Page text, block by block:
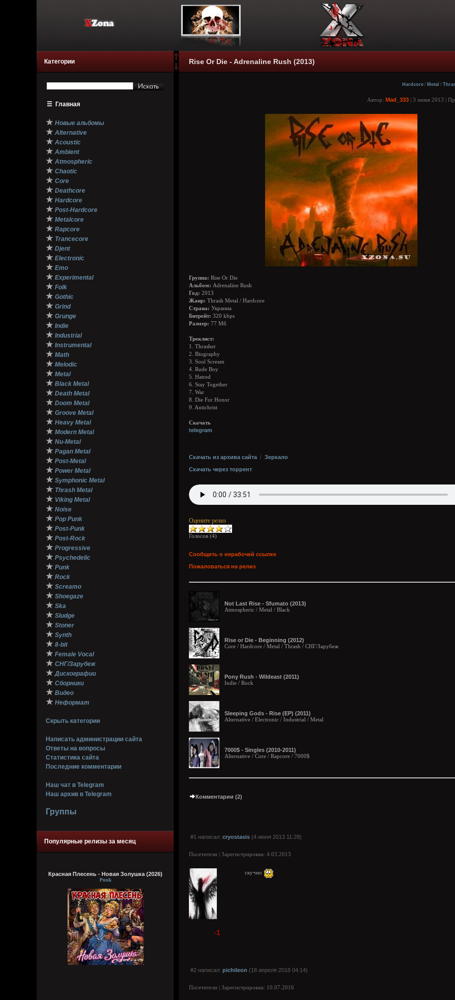
Категории
☰ Главная
★ Новые альбомы
★ Alternative
★ Acoustic
★ Ambient
★ Atmospheric
★ Chaotic
★ Core
★ Deathcore
★ Hardcore
★ Post-Hardcore
★ Metalcore
★ Rapcore
★ Trancecore
★ Djent
★ Electronic
★ Emo
★ Experimental
★ Folk
★ Gothic
★ Grind
★ Grunge
★ Indie
★ Industrial
★ Instrumental
★ Math
★ Melodic
★ Metal
★ Black Metal
★ Death Metal
★ Doom Metal
★ Groove Metal
★ Heavy Metal
★ Modern Metal
★ Nu-Metal
★ Pagan Metal
★ Post-Metal
★ Power Metal
★ Symphonic Metal
★ Thrash Metal
★ Viking Metal
★ Noise
★ Pop Punk
★ Post-Punk
★ Post-Rock
★ Progressive
★ Psychedelic
★ Punk
★ Rock
★ Screamo
★ Shoegaze
★ Ska
★ Sludge
★ Stoner
★ Synth
★ 8-bit
★ Female Vocal
★ СНГ/Зарубеж
★ Дискографии
★ Сборники
★ Видео
★ Неформат
Скрыть категории
Написать администрации сайта
Ответы на вопросы
Статистика сайта
Последние комментарии
Наш чат в Telegram
Наш архив в Telegram
Группы
Популярные релизы за месяц
Красная Плесень - Новая Золушка (2026)
Punk
Rise Or Die - Adrenaline Rush (2013)
Hardcore / Metal /
Автор: Mad_333 | 3 июня 2013 |
Группа: Rise Or Die
Альбом: Adrenaline Rush
Год: 2013
Жанр: Thrash Metal / Hardcore
Страна: Украина
Битрейт: 320 kbps
Размер: 77 Мб
Треклист:
1. Thrasher
2. Biography
3. Soul Scream
4. Rude Boy
5. Hatred
6. Stay Together
7. War
8. Die For Honor
9. Antichrist
Скачать
telegram
Скачать из архива сайта / Зеркало
Скачать через торрент
Оцените релиз
Голосов (4)
Сообщить о нерабочей ссылке
Пожаловаться на релиз
Not Last Rise - Sfumato (2013)
Atmospheric / Metal / Black
Rise or Die - Beginning (2012)
Core / Hardcore / Metal / Thrash / СНГ/Зарубеж
Pony Rush - Wildeast (2011)
Indie / Rock
Sleeping Gods - Rise (EP) (2011)
Alternative / Electronic / Industrial / Metal
7000$ - Singles (2010-2011)
Alternative / Core / Rapcore / 7000$
Комментарии (2)
#1 написал: cryostasis (4 июня 2013 11:28)
Посетители | Зарегистрирован: 4.03.2013
скучно
-1
#2 написал: pichileon (18 апреля 2018 04:14)
Посетители | Зарегистрирован: 10.07.2016